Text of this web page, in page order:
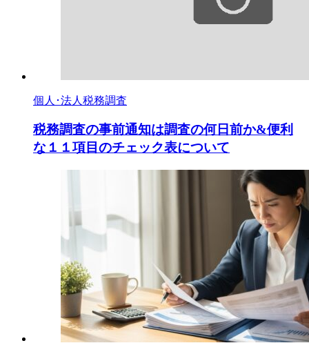
個人･法人税務調査
税務調査の事前通知は調査の何日前か&便利
な１１項目のチェック表について